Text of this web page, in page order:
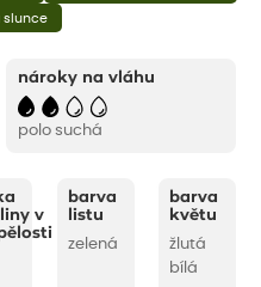
slunce
nároky na vláhu
polo suchá
v
barva
listu
zelená
barva
květu
žlutá
bílá